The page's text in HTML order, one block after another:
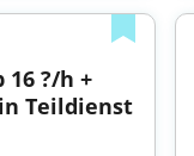
16 ?/h +
Teildienst